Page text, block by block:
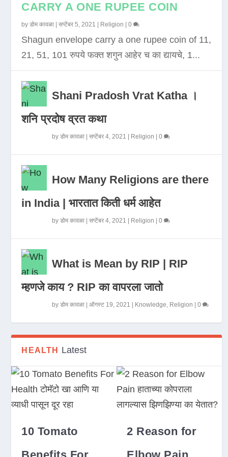
CARRY A ONE RUPEE COIN
byडोम कावळा |सप्टेंबर 5, 2021 Religion |0
Shagun envelope carry a one rupee coin of 11,
21, 51, 101 रुपये फक्त शगुन आहेर च का द्यायचे, 1...
Shani Pradosh Vrat Katha ।
शनि प्रदोष व्रत कथा
byडोम कावळा |सप्टेंबर 4, 2021 Religion |0
How Many Religions are there
in India | भारतात किती धर्म आहेत
byडोम कावळा |सप्टेंबर 4, 2021 Religion |0
What is Mean by RIP | RIP
म्हणजे काय ? RIP का वापरला जातो
byडोम कावळा |ऑगस्ट 19, 2021 Knowledge, Religion |0
HEALTH Latest
10 Tomato
2 Reason for